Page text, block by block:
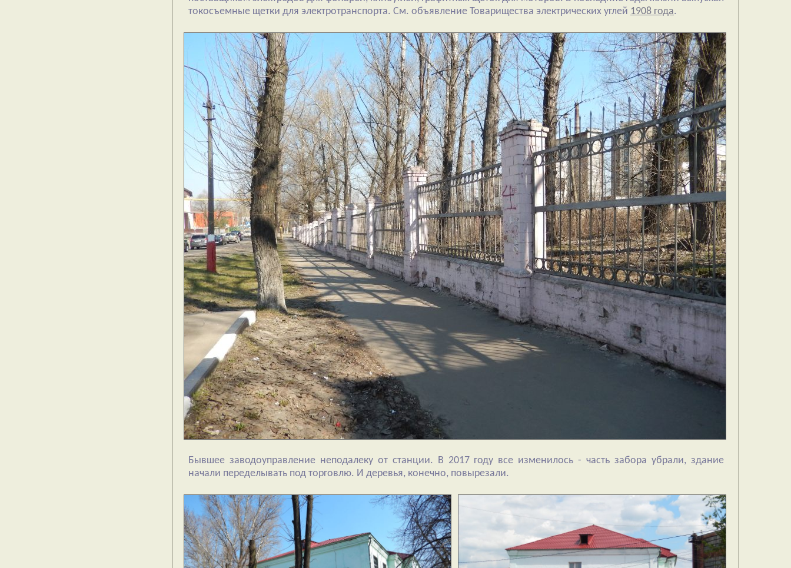
токосъемные щетки для электротранспорта. См. объявление Товарищества электрических углей 1908 года.
Бывшее заводоуправление неподалеку от станции. В 2017 году все изменилось - часть забора убрали, здание
начали переделывать под торговлю. И деревья, конечно, повырезали.